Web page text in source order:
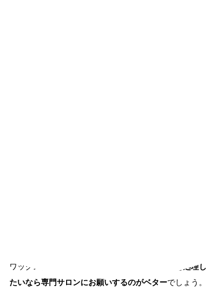
ワックスは自宅でも扱えますが、
肛門周りの毛を処理し
たいなら専門サロンにお願いするのがベターでしょう。